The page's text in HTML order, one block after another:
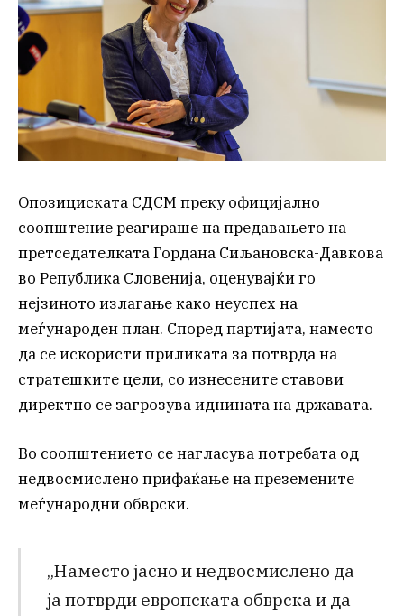
Опозициската СДСМ преку официјално
соопштение реагираше на предавањето на
претседателката Гордана Сиљановска-Давкова
во Република Словенија, оценувајќи го
нејзиното излагање како неуспех на
меѓународен план. Според партијата, наместо
да се искористи приликата за потврда на
стратешките цели, со изнесените ставови
директно се загрозува иднината на државата.
Во соопштението се нагласува потребата од
недвосмислено прифаќање на преземените
меѓународни обврски.
„Наместо јасно и недвосмислено да
ја потврди европската обврска и да